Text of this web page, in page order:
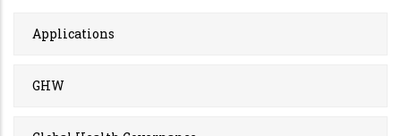
Applications
GHW